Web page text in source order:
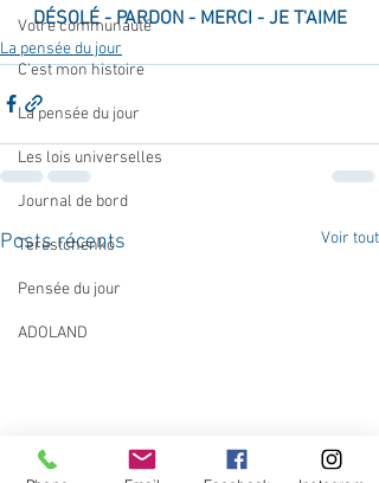
Votre communauté
C'est mon histoire
La pensée du jour
Les lois universelles
Journal de bord
Terestchenko
Pensée du jour
ADOLAND
DÉSOLÉ - PARDON - MERCI - JE T'AIME
La pensée du jour
Posts récents Voir tout